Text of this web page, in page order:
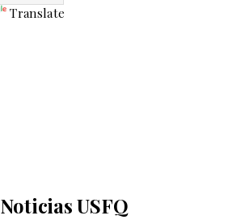
Translate
Noticias USFQ